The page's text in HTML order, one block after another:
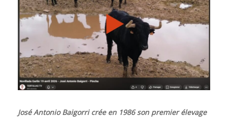
José Antonio Baigorri crée en 1986 son premier élevage